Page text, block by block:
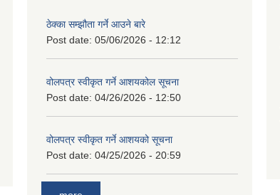
ठेक्का सम्झौता गर्ने आउने बारे
Post date: 05/06/2026 - 12:12
वोलपत्र स्वीकृत गर्ने आशयकोल सूचना
Post date: 04/26/2026 - 12:50
वोलपत्र स्वीकृत गर्ने आशयको सूचना
Post date: 04/25/2026 - 20:59